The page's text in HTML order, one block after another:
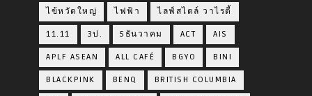
ไข้หวัดใหญ่ ไฟฟ้า ไลฟ์สไตล์ วาไรตี้
11.11 3ป. 5ธันวาคม ACT AIS
APLF ASEAN ALL CAFÉ BGYO BINI
BLACKPINK BENQ BRITISH COLUMBIA